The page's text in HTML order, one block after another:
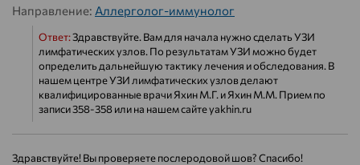
Направление: Аллерголог-иммунолог
Ответ:Здравствуйте. Вам для начала нужно сделать УЗИ
лимфатических узлов. По результатам УЗИ можно будет
определить дальнейшую тактику лечения и обследования. В
нашем центре УЗИ лимфатических узлов делают
квалифицированные врачи Яхин М.Г. и Яхин М.М. Прием по
записи 358-358 или на нашем сайте yakhin.ru
Здравствуйте! Вы проверяете послеродовой шов? Спасибо!